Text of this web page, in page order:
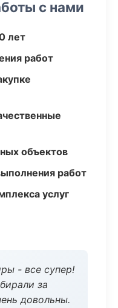
с нами
лет
работ
объектов
работ
услуг
- все супер!
за
довольны.